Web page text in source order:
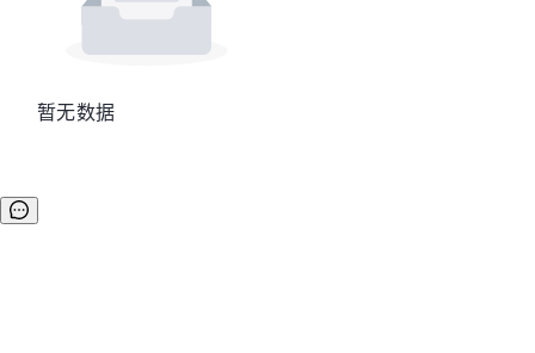
暂无数据